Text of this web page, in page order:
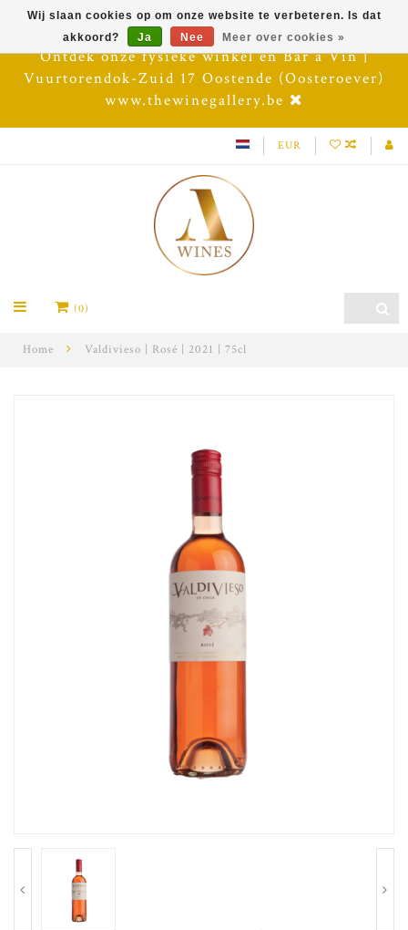
Ontdek onze fysieke winkel en Bar à Vin |
Vuurtorendok-Zuid 17 Oostende (Oosteroever)
www.thewinegallery.be
EUR
(0)
Home Valdivieso | Rosé | 2021 | 75cl
Wij slaan cookies op om onze website te verbeteren. Is dat
akkoord?
Ja Nee Meer over cookies »